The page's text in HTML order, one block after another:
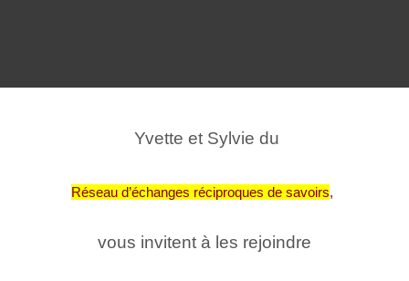
Yvette et Sylvie du
Réseau d’échanges réciproques de savoirs,
vous invitent à les rejoindre